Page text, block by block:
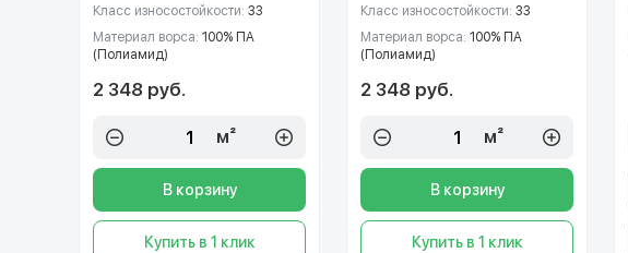
Класс износостойкости: 33
Материал ворса: 100% ПА
(Полиамид)
2 348 руб.
м²
В корзину
Купить в 1 клик
Класс износостойкости: 33
Материал ворса: 100% ПА
(Полиамид)
2 348 руб.
м²
В корзину
Купить в 1 клик